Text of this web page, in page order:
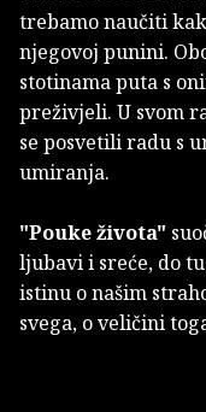
trebamo naučiti
njegovoj punini.
stotinama puta s
preživjeli. U svom
se posvetili radu s
umiranja.
"Pouke života"
ljubavi i sreće, do
istinu o našim
svega, o veličini